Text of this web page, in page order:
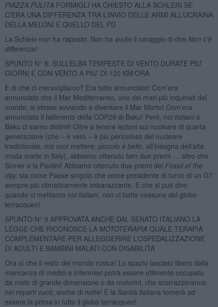
PIAZZA PULITA FORMIGLI HA CHIESTO ALLA SCHLEIN SE
C’ERA UNA DIFFERENZA TRA L’INVIO DELLE ARMI ALL’UCRAINA
DELLA MELONI E QUELLO DEL PD
La Schlein non ha risposto. Non ha avuto il coraggio di dire Non c’è
differenza!
SPUNTO N° 8: SULL’ELBA TEMPESTE DI VENTO DURATE PIU’
GIORNI E CON VENTO A PIU’ DI 120 KM/ORA
E di che ci meravigliamo? Era tutto annunciato! Com’era
annunciato che il Mar Mediterraneo, uno dei mari più inquinati del
mondo, si stesse avviando a diventare il Mar Morto! Com’era
annunciato il fallimento della COP29 di Baku! Però, noi italiani a
Baku ci siamo distinti! Oltre a tenere lezioni sul nucleare di quarta
generazione (che – è vero – è più pericoloso del nucleare
tradizionale, ma vuoi mettere: piccolo è bello , all’insegna dell’alta
moda made in Italy), abbiamo ottenuto ben due premi … altro che
Sinner e la Paolini! Abbiamo ottenuto due premi del Fossil of the
day: sia come Paese singolo che come presidente di turno di un G7
sempre più climaticamente imbarazzante. E che si può dire:
quando ci mettiamo noi italiani, non ci batte nessuno del globo
terracqueo!
SPUNTO N° 9 APPROVATA ANCHE DAL SENATO ITALIANO LA
LEGGE CHE RICONOSCE LA MOTOTERAPIA QUALE TERAPIA
COMPLEMENTARE PER ALLEGGERIRE L’OSPEDALIZZAZIONE
DI ADULTI E BAMBINI MALATI CON DISABILITA’
Ora sì che il resto del mondo rosica! Lo spazio lasciato libero dalla
mancanza di medici e infermieri potrà essere utilmente occupato
da moto di grande dimensione o da motorini, che scorrazzeranno
nei reparti vuoti, anche di notte! E la Sanità italiana tornerà ad
essere la prima in tutto il globo terracqueo!